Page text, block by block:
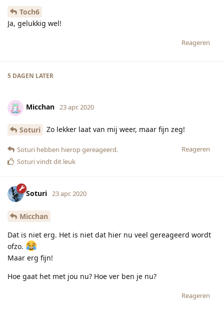
Toch6
Ja, gelukkig wel!
Reageren
5 DAGEN LATER
Micchan 23 apr. 2020
Soturi Zo lekker laat van mij weer, maar fijn zeg!
Reageren
Soturi hebben hierop gereageerd.
Soturivindt dit leuk
Soturi 23 apr. 2020
Micchan
Dat is niet erg. Het is niet dat hier nu veel gereageerd wordt
ofzo.
Maar erg fijn!
Hoe gaat het met jou nu? Hoe ver ben je nu?
Reageren